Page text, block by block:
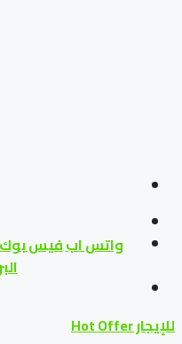
واتس ابفيس
للإيجارHot Offer